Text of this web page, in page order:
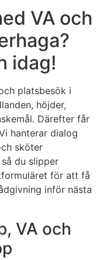
VA och
idag!
platsbesök i
höjder,
Därefter får
hanterar dialog
sköter
du slipper
för att få
inför nästa
VA och